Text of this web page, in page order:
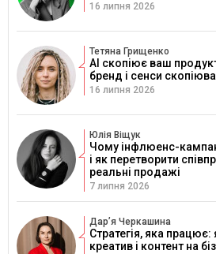
16 липня 2026
Тетяна Грищенко
AI скопіює ваш
бренд і сенси
16 липня 2026
Юлія Віщук
Чому інфлюенс-
і як перетворити
реальні продажі
7 липня 2026
Дарʼя Черкашина
Стратегія, яка працює:
креатив і контент на